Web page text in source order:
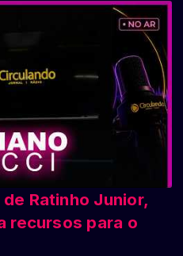
Ratinho Junior,
recursos para o